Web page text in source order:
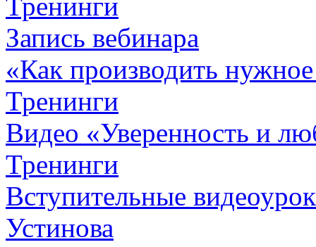
Запись вебинара
«Как производить
Тренинги
Видео «Уверенность и
Тренинги
Вступительные
Устинова